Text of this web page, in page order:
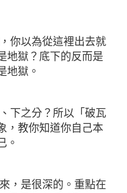
你以為從這裡出去就
地獄？底下的反而是
地獄。
下之分？所以「破瓦
，教你知道你自己本
。
，是很深的。重點在